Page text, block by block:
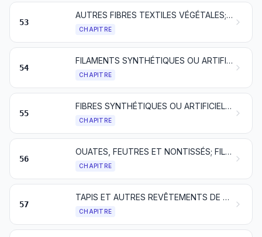
53
AUTRES FIBRES TEXTILES VÉGÉTALES; FILS DE PAPIER ET TISSUS DE FILS DE PAPIER
CHAPITRE
54
FILAMENTS SYNTHÉTIQUES OU ARTIFICIELS; lames et formes similaires en matières textiles synthétiques ou artificielles
CHAPITRE
55
FIBRES SYNTHÉTIQUES OU ARTIFICIELLES DISCONTINUES
CHAPITRE
56
OUATES, FEUTRES ET NONTISSÉS; FILS SPÉCIAUX; FICELLES, CORDES ET CORDAGES; ARTICLES DE CORDERIE
CHAPITRE
57
TAPIS ET AUTRES REVÊTEMENTS DE SOL EN MATIÈRES TEXTILES
CHAPITRE